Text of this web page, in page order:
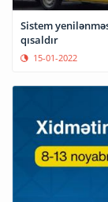
Sistem
qısaldır
15-01-2022